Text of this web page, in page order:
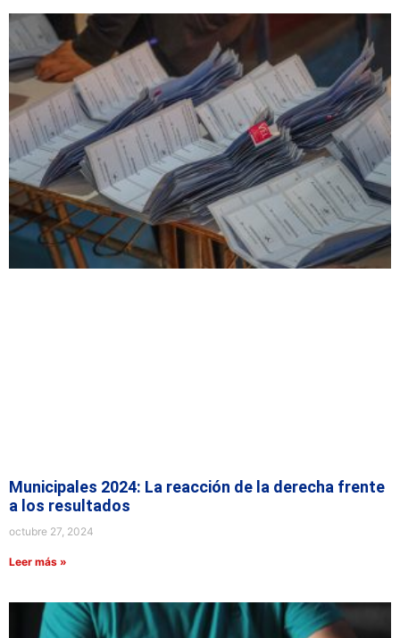
Municipales 2024: La reacción de la derecha frente
a los resultados
octubre 27, 2024
Leer más »